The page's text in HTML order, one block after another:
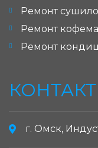
Ремонт
Ремонт
Ремонт
г. Омск,